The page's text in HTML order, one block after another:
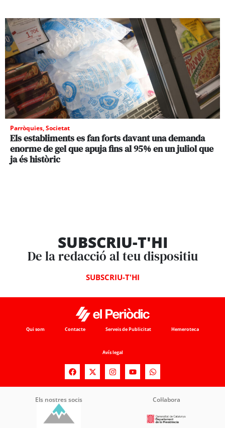
Parròquies,Societat
Els establiments es fan forts davant una demanda
enorme de gel que apuja fins al 95% en un juliol que
ja és històric
SUBSCRIU-T'HI
De la redacció al teu dispositiu
SUBSCRIU-T'HI
Qui som Contacte Serveis de Publicitat Hemeroteca
Avís legal
Els nostres socis Col·labora